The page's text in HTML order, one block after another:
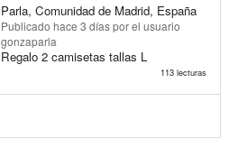
Parla, Comunidad de Madrid, España
Publicado hace 3 díaspor el usuario
gonzaparla
Regalo 2 camisetas tallas L
113 lecturas